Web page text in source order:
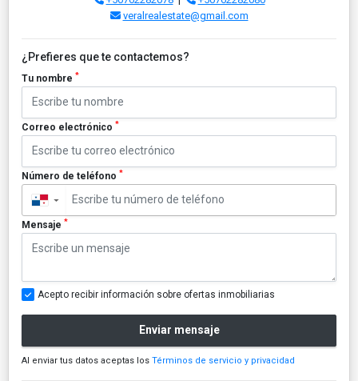
veralrealestate@gmail.com
¿Prefieres que te contactemos?
Tu nombre *
Correo electrónico *
Número de teléfono *
▼
Mensaje *
Acepto recibir información sobre ofertas inmobiliarias
Enviar mensaje
Al enviar tus datos aceptas los Términos de servicio y privacidad